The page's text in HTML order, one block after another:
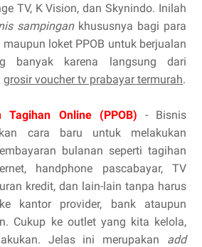
TV, K Vision, dan Skynindo. Inilah
sampingankhususnya bagi para
loket PPOB untuk berjualan
banyak karena langsung dari
grosir voucher tv prabayar termurah.
Tagihan Online (PPOB) - Bisnis
cara baru untuk melakukan
bulanan seperti tagihan
handphone pascabayar, TV
kredit, dan lain-lain tanpa harus
kantor provider, bank ataupun
Cukup ke outlet yang kita kelola,
Jelas ini merupakan add